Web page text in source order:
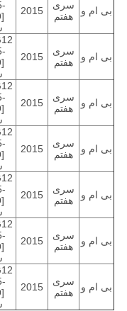
بی ام و
سری
هفتم
2015
بی ام و
سری
هفتم
2015
بی ام و
سری
هفتم
2015
بی ام و
سری
هفتم
2015
بی ام و
سری
هفتم
2015
بی ام و
سری
هفتم
2015
بی ام و
سری
هفتم
2015